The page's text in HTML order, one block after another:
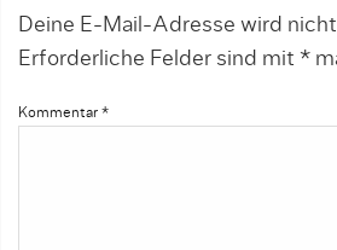
Deine E-Mail-Adresse wird
Erforderliche Felder sind mit *
Kommentar *